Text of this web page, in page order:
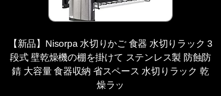
【新品】Nisorpa 水切りかご 食器 水切りラック 3
段式 壁乾燥機の棚を掛けて ステンレス製 防蝕防
錆 大容量 食器収納 省スペース 水切りラック 乾
燥ラッ